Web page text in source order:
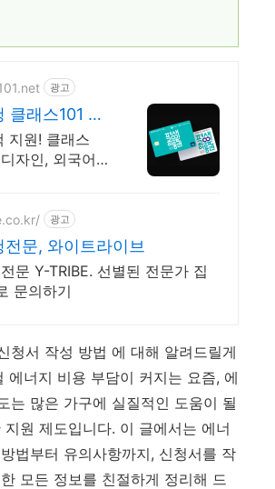
광고
클래스101 35
지원 혜택
지원! 클래스
자인, 외국어까
광고
전문, 와이트라이브
문 Y-TRIBE. 선별된 전문가 집
문의하기
청서 작성 방법 에 대해 알려드릴게
에너지 비용 부담이 커지는 요즘, 에
는 많은 가구에 실질적인 도움이 될
원 제도입니다. 이 글에서는 에너
법부터 유의사항까지, 신청서를 작
모든 정보를 친절하게 정리해 드